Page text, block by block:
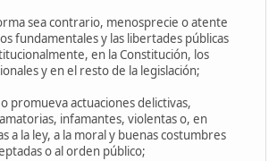
sea contrario, menosprecie o atente
fundamentales y las libertades públicas
en la Constitución, los
y en el resto de la legislación;
promueva actuaciones delictivas,
infamantes, violentas o, en
a la ley, a la moral y buenas costumbres
o al orden público;